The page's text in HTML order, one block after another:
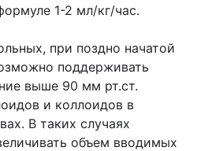
1-2 мл/кг/час.
при поздно начатой
поддерживать
выше 90 мм рт.ст.
и коллоидов в
В таких случаях
объем вводимых